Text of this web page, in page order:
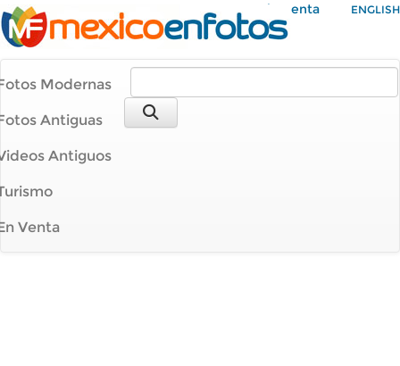
Mi Cuenta ENGLISH
Modernas
Antiguas
Antiguos
Venta